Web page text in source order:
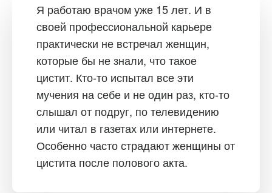
Я работаю врачом уже 15 лет. И в
своей профессиональной карьере
практически не встречал женщин,
которые бы не знали, что такое
цистит. Кто-то испытал все эти
мучения на себе и не один раз, кто-то
слышал от подруг, по телевидению
или читал в газетах или интернете.
Особенно часто страдают женщины от
цистита после полового акта.